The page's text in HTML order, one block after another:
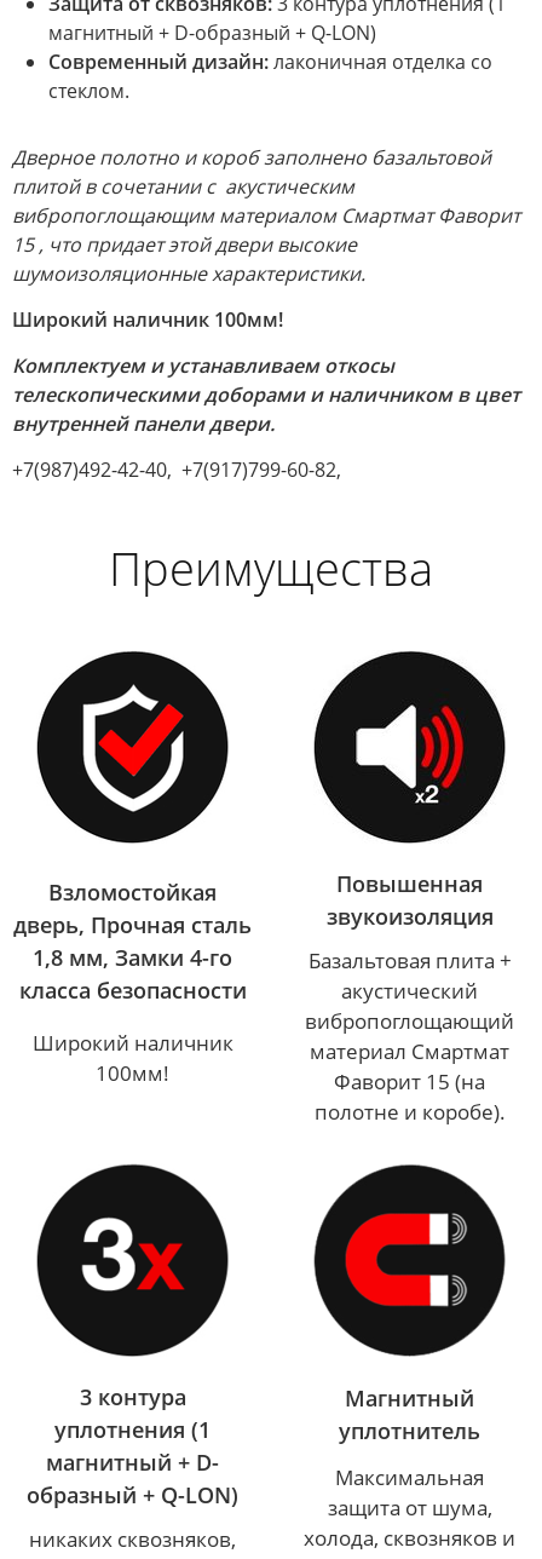
магнитный + D-образный + Q-LON)
Современный дизайн:лаконичная отделка со
стеклом.
Дверное полотно и короб заполнено базальтовой
плитой в сочетании с акустическим
вибропоглощающим материалом Смартмат Фаворит
15 , что придает этой двери высокие
шумоизоляционные характеристики.
Широкий наличник 100мм!
Комплектуем и устанавливаем откосы
телескопическими доборами и наличником в цвет
внутренней панели двери.
+7(987)492-42-40, +7(917)799-60-82,
Преимущества
Взломостойкая
дверь, Прочная сталь
1,8 мм, Замки 4-го
класса безопасности
Широкий наличник
100мм!
Повышенная
звукоизоляция
Базальтовая плита +
акустический
вибропоглощающий
материал Смартмат
Фаворит 15 (на
полотне и коробе).
3 контура
уплотнения (1
магнитный + D-
образный + Q-LON)
никаких сквозняков,
Магнитный
уплотнитель
Максимальная
защита от шума,
холода, сквозняков и